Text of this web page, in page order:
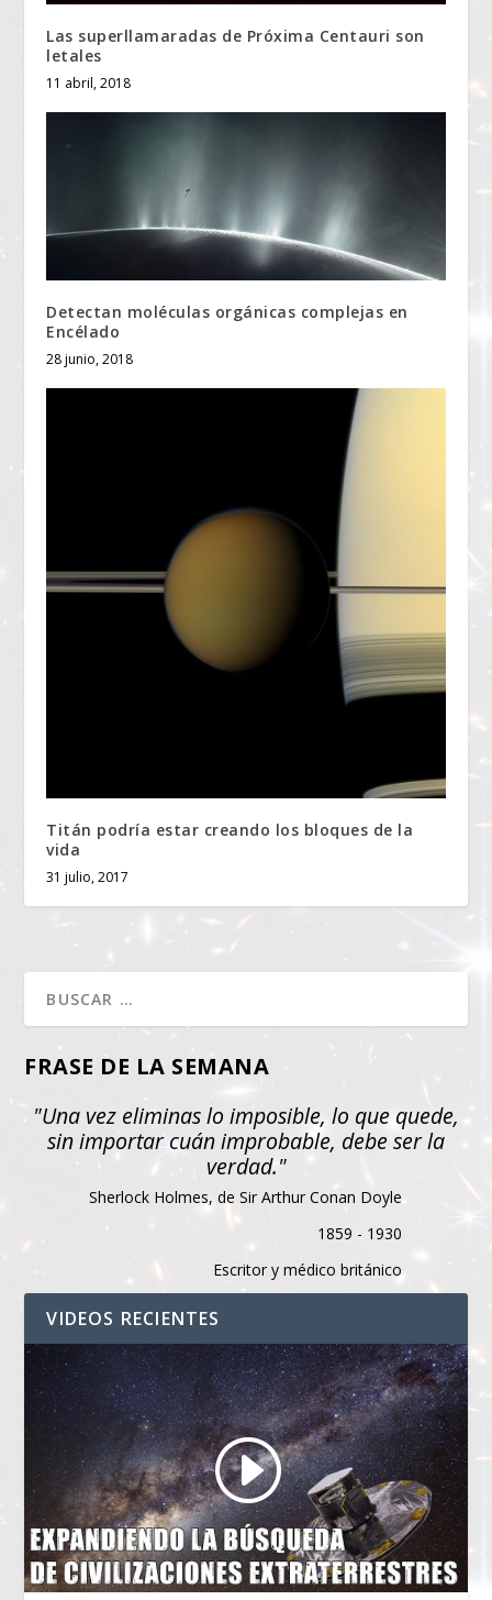
Las superllamaradas de Próxima Centauri son
letales
11 abril, 2018
Detectan moléculas orgánicas complejas en
Encélado
28 junio, 2018
Titán podría estar creando los bloques de la
vida
31 julio, 2017
FRASE DE LA SEMANA
"Una vez eliminas lo imposible, lo que quede,
sin importar cuán improbable, debe ser la
verdad."
Sherlock Holmes, de Sir Arthur Conan Doyle
1859 - 1930
Escritor y médico británico
VIDEOS RECIENTES